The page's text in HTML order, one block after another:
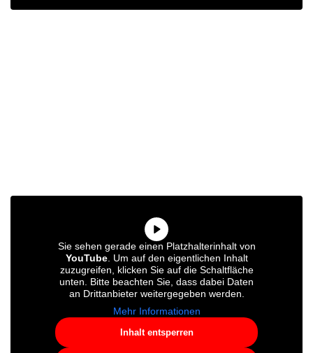
Sie sehen gerade einen Platzhalterinhalt von
YouTube. Um auf den eigentlichen Inhalt
zuzugreifen, klicken Sie auf die Schaltfläche
unten. Bitte beachten Sie, dass dabei Daten
an Drittanbieter weitergegeben werden.
Mehr Informationen
Inhalt entsperren